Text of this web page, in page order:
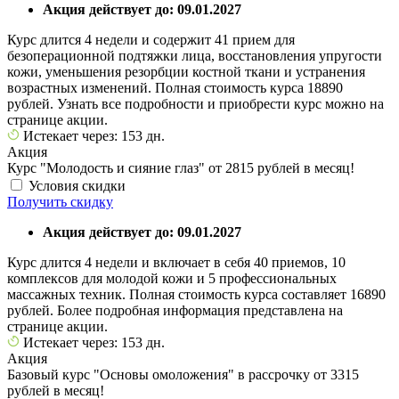
Акция действует до: 09.01.2027
Курс длится 4 недели и содержит 41 прием для
безоперационной подтяжки лица, восстановления упругости
кожи, уменьшения резорбции костной ткани и устранения
возрастных изменений. Полная стоимость курса 18890
рублей. Узнать все подробности и приобрести курс можно на
странице акции.
Истекает через: 153 дн.
Акция
Курс "Молодость и сияние глаз" от 2815 рублей в месяц!
Условия скидки
Получить скидку
Акция действует до: 09.01.2027
Курс длится 4 недели и включает в себя 40 приемов, 10
комплексов для молодой кожи и 5 профессиональных
массажных техник. Полная стоимость курса составляет 16890
рублей. Более подробная информация представлена на
странице акции.
Истекает через: 153 дн.
Акция
Базовый курс "Основы омоложения" в рассрочку от 3315
рублей в месяц!